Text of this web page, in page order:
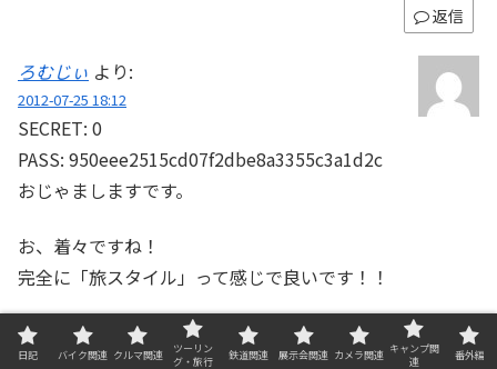
返信
ろむじぃ より:
2012-07-25 18:12
SECRET: 0
PASS: 950eee2515cd07f2dbe8a3355c3a1d2c
おじゃましますです。
お、着々ですね！
完全に「旅スタイル」って感じで良いです！！
これだけの容量だと、全部収まっちゃうんでしょう
日記 バイク関連 クルマ関連
ツーリン
グ・旅行
鉄道関連 展示会関連 カメラ関連 キャンプ関
連
番外編